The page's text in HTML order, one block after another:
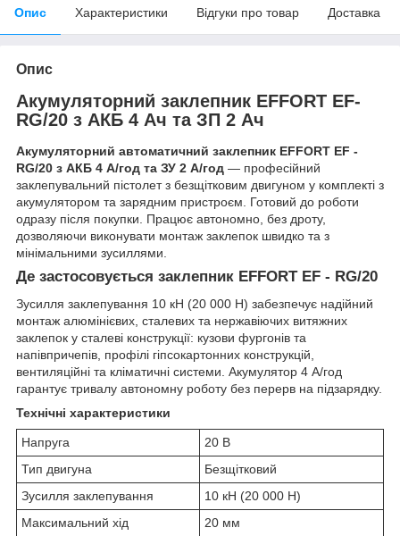
Опис Характеристики Відгуки про товар Доставка
Опис
Акумуляторний заклепник EFFORT EF-
RG/20 з АКБ 4 Ач та ЗП 2 Ач
Акумуляторний автоматичний заклепник EFFORT EF -
RG/20 з АКБ 4 А/год та ЗУ 2 А/год — професійний
заклепувальний пістолет з безщітковим двигуном у комплекті з
акумулятором та зарядним пристроєм. Готовий до роботи
одразу після покупки. Працює автономно, без дроту,
дозволяючи виконувати монтаж заклепок швидко та з
мінімальними зусиллями.
Де застосовується заклепник EFFORT EF - RG/20
Зусилля заклепування 10 кН (20 000 Н) забезпечує надійний
монтаж алюмінієвих, сталевих та нержавіючих витяжних
заклепок у сталеві конструкції: кузови фургонів та
напівпричепів, профілі гіпсокартонних конструкцій,
вентиляційні та кліматичні системи. Акумулятор 4 А/год
гарантує тривалу автономну роботу без перерв на підзарядку.
Технічні характеристики
Напруга
20 В
Тип двигуна
Безщітковий
Зусилля заклепування
10 кН (20 000 Н)
Максимальний хід
20 мм